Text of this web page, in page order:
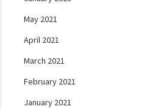
May 2021
April 2021
March 2021
February 2021
January 2021